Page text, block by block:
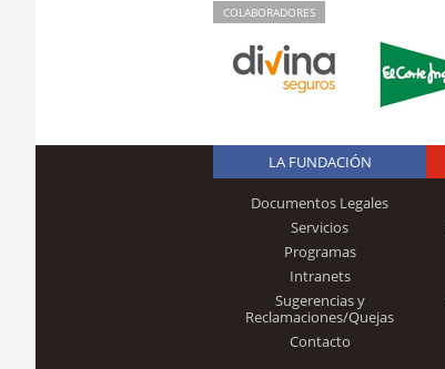
COLABORADORES
LA FUNDACIÓN
Documentos Legales
Servicios
Programas
Intranets
Sugerencias y
Reclamaciones/Quejas
Contacto